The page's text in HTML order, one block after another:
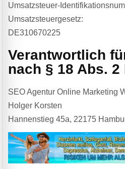
Umsatzsteuer-
Umsatzsteuergesetz:
DE310670225
Verantwortlich
nach § 18 Abs. 2
SEO Agentur Online Marketing
Holger Korsten
Hannenstieg 45a, 22175